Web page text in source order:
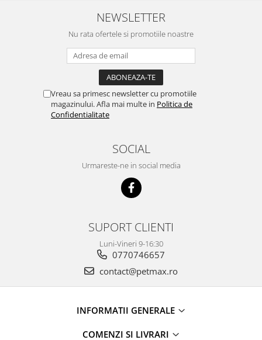
recomand cu mult drag !
NEWSLETTER
Nu rata ofertele si promotiile noastre
Vreau sa primesc newsletter cu promotiile
magazinului. Afla mai multe in Politica de
Confidentialitate
SOCIAL
Urmareste-ne in social media
SUPORT CLIENTI
Luni-Vineri 9-16:30
0770746657
contact@petmax.ro
INFORMATII GENERALE
COMENZI SI LIVRARI